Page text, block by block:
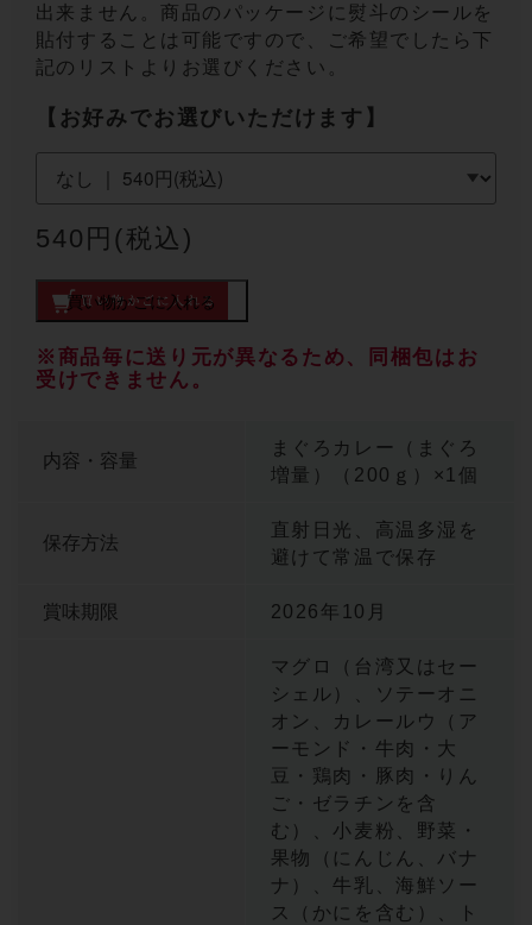
出来ません。商品のパッケージに熨斗のシールを
貼付することは可能ですので、ご希望でしたら下
記のリストよりお選びください。
【お好みでお選びいただけます】
540円(税込)
買い物かごに入れる
※商品毎に送り元が異なるため、同梱包はお
受けできません。
内容・容量
まぐろカレー（まぐろ
増量）（200ｇ）×1個
保存方法
直射日光、高温多湿を
避けて常温で保存
賞味期限 2026年10月
マグロ（台湾又はセー
シェル）、ソテーオニ
オン、カレールウ（ア
ーモンド・牛肉・大
豆・鶏肉・豚肉・りん
ご・ゼラチンを含
む）、小麦粉、野菜・
果物（にんじん、バナ
ナ）、牛乳、海鮮ソー
ス（かにを含む）、ト